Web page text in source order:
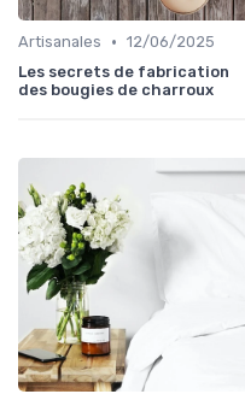
Artisanales • 12/06/2025
Les secrets de fabrication
des bougies de charroux